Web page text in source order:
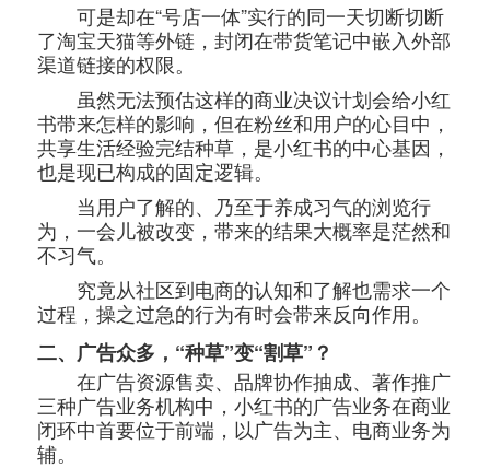
可是却在“号店一体”实行的同一天切断切断
了淘宝天猫等外链，封闭在带货笔记中嵌入外部
渠道链接的权限。
虽然无法预估这样的商业决议计划会给小红
书带来怎样的影响，但在粉丝和用户的心目中，
共享生活经验完结种草，是小红书的中心基因，
也是现已构成的固定逻辑。
当用户了解的、乃至于养成习气的浏览行
为，一会儿被改变，带来的结果大概率是茫然和
不习气。
究竟从社区到电商的认知和了解也需求一个
过程，操之过急的行为有时会带来反向作用。
二、广告众多，“种草”变“割草”？
在广告资源售卖、品牌协作抽成、著作推广
三种广告业务机构中，小红书的广告业务在商业
闭环中首要位于前端，以广告为主、电商业务为
辅。